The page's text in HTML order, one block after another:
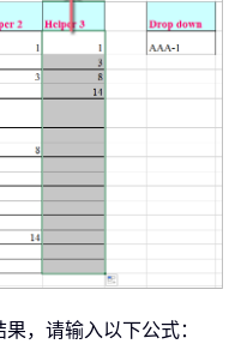
，请输入以下公式：